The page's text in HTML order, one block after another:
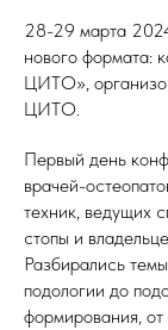
28-29 марта
нового
ЦИТО»,
ЦИТО.
Первый день
врачей-
техник, ведущих
стопы и
Разбирались
подологии до
формирования,